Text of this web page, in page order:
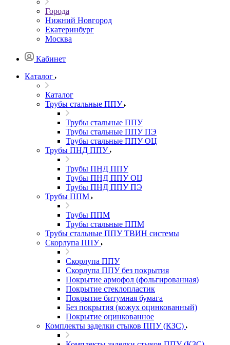
Города
Нижний Новгород
Екатеринбург
Москва
Кабинет
Каталог
Каталог
Трубы стальные ППУ
Трубы стальные ППУ
Трубы стальные ППУ ПЭ
Трубы стальные ППУ ОЦ
Трубы ПНД ППУ
Трубы ПНД ППУ
Трубы ПНД ППУ ОЦ
Трубы ПНД ППУ ПЭ
Трубы ППМ
Трубы ППМ
Трубы стальные ППМ
Трубы стальные ППУ ТВИН системы
Скорлупа ППУ
Скорлупа ППУ
Скорлупа ППУ без покрытия
Покрытие армофол (фольгированная)
Покрытие стеклопластик
Покрытие битумная бумага
Без покрытия (кожух оцинкованный)
Покрытие оцинкованное
Комплекты заделки стыков ППУ (КЗС)